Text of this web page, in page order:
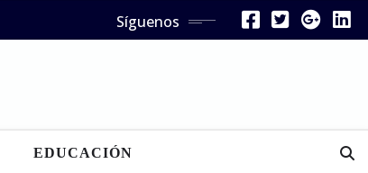
Síguenos
EDUCACIÓN